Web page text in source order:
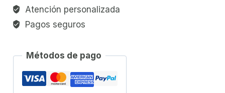
Atención personalizada
Pagos seguros
Métodos de pago